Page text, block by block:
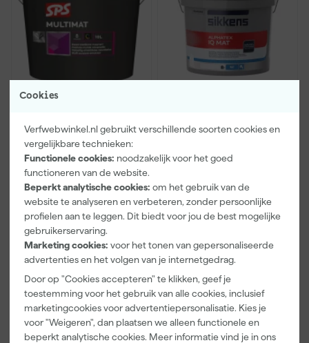
Cookies
Verfwebwinkel.nl gebruikt verschillende soorten cookies en
vergelijkbare technieken:
Functionele cookies: noodzakelijk voor het goed
functioneren van de website.
Beperkt analytische cookies: om het gebruik van de
website te analyseren en verbeteren, zonder persoonlijke
profielen aan te leggen. Dit biedt voor jou de best mogelijke
gebruikerservaring.
Marketing cookies: voor het tonen van gepersonaliseerde
advertenties en het volgen van je internetgedrag.
Door op "Cookies accepteren" te klikken, geef je
toestemming voor het gebruik van alle cookies, inclusief
marketingcookies voor advertentiepersonalisatie. Kies je
voor "Weigeren", dan plaatsen we alleen functionele en
beperkt analytische cookies. Meer informatie vind je in ons
10L
Morgen bezorgd
Adviesprijs 132,13
72,99
incl. BTW
10L
189 ,99
incl. BTW